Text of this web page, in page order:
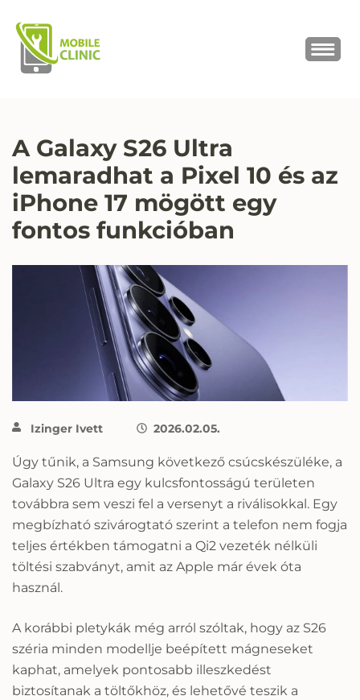
A Galaxy S26 Ultra
lemaradhat a Pixel 10 és az
iPhone 17 mögött egy
fontos funkcióban
Izinger Ivett 2026.02.05.
Úgy tűnik, a Samsung következő csúcskészüléke, a
Galaxy S26 Ultra egy kulcsfontosságú területen
továbbra sem veszi fel a versenyt a riválisokkal. Egy
megbízható szivárogtató szerint a telefon nem fogja
teljes értékben támogatni a Qi2 vezeték nélküli
töltési szabványt, amit az Apple már évek óta
használ.
A korábbi pletykák még arról szóltak, hogy az S26
széria minden modellje beépített mágneseket
kaphat, amelyek pontosabb illeszkedést
biztosítanak a töltőkhöz, és lehetővé teszik a